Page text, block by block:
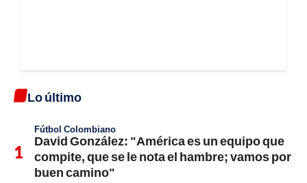
Lo último
Fútbol Colombiano
David González: "América es un equipo que
compite, que se le nota el hambre; vamos por
buen camino"